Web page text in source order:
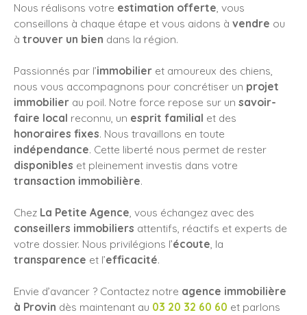
Nous réalisons votre estimation offerte, vous
conseillons à chaque étape et vous aidons à vendre ou
à trouver un bien dans la région.
Passionnés par l’immobilier et amoureux des chiens,
nous vous accompagnons pour concrétiser un projet
immobilier au poil. Notre force repose sur un savoir-
faire local reconnu, un esprit familial et des
honoraires fixes. Nous travaillons en toute
indépendance. Cette liberté nous permet de rester
disponibles et pleinement investis dans votre
transaction immobilière.
Chez La Petite Agence, vous échangez avec des
conseillers immobiliers attentifs, réactifs et experts de
votre dossier. Nous privilégions l’écoute, la
transparence et l’efficacité.
Envie d’avancer ? Contactez notre agence immobilière
à Provin dès maintenant au 03 20 32 60 60 et parlons